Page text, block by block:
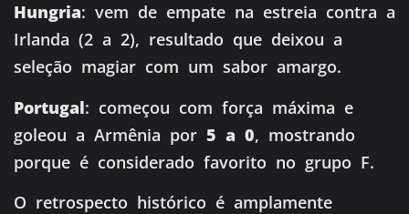
Hungria: vem de empate na estreia contra a
Irlanda (2 a 2), resultado que deixou a
seleção magiar com um sabor amargo.
Portugal: começou com força máxima e
goleou a Armênia por 5 a 0, mostrando
porque é considerado favorito no grupo F.
O retrospecto histórico é amplamente